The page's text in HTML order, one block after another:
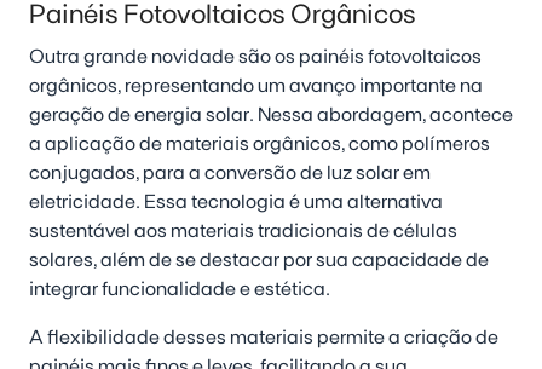
Painéis Fotovoltaicos Orgânicos
Outra grande novidade são os painéis fotovoltaicos
orgânicos, representando um avanço importante na
geração de energia solar. Nessa abordagem, acontece
a aplicação de materiais orgânicos, como polímeros
conjugados, para a conversão de luz solar em
eletricidade. Essa tecnologia é uma alternativa
sustentável aos materiais tradicionais de células
solares, além de se destacar por sua capacidade de
integrar funcionalidade e estética.
A flexibilidade desses materiais permite a criação de